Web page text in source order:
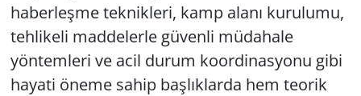
haberleşme teknikleri, kamp alanı kurulumu,
tehlikeli maddelerle güvenli müdahale
yöntemleri ve acil durum koordinasyonu gibi
hayati öneme sahip başlıklarda hem teorik